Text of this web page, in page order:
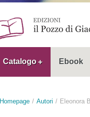
Catalogo Ebook
Homepage Autori Eleonora